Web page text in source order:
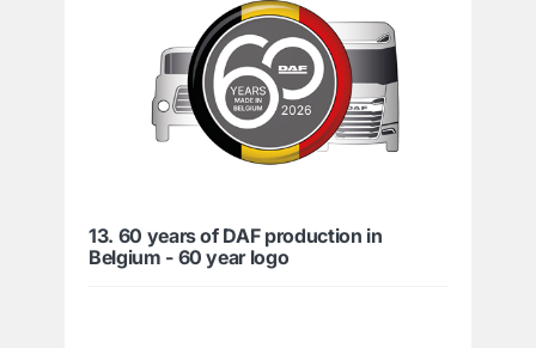
13. 60 years of DAF production in
Belgium - 60 year logo